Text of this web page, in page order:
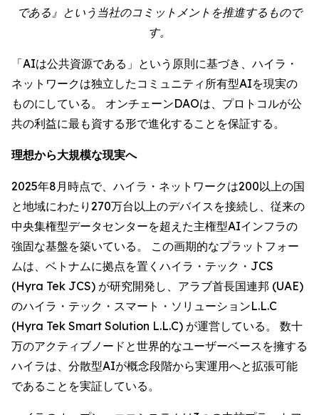
である』という当社のコミットメントを推進するもので
す。
「AIは公共資源である」という原則に基づき、ハイラ・
ネットワークは独立したコミュニティ所有型AIを現実の
ものにしている。 オンチェーンDAOは、プロトコルが公
共の利益に最も資する形で進化することを保証する。
理想から大規模な現実へ
2025年8月時点で、ハイラ・ネットワークは200以上の国
と地域にわたり270万台以上のデバイスを接続し、従来の
中央集権型データセンターを超えた主権型AIインフラの
強固な基盤を築いている。 この画期的なプラットフォー
ムは、ベトナムに拠点を置くハイラ・テック・JCS
(Hyra Tek JCS) が研究開発し、アラブ首長国連邦 (UAE)
のハイラ・テック・スマート・ソリューションL.L.C
(Hyra Tek Smart Solution L.L.C) が運営している。 数十
万のアクティブノードと世界的なユーザーベースを擁する
ハイラは、分散型AIが概念段階から実運用へと拡張可能
であることを実証している。